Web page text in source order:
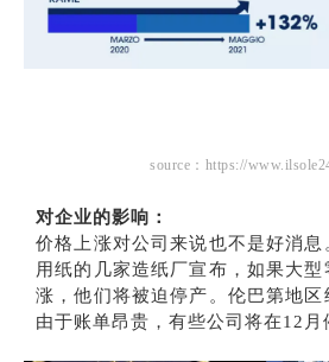
source：https://
对企业的影响：
价格上涨对公司来说也不是好消
用纸的几家造纸厂宣布，如果大
涨，他们将被迫停产。伦巴第地区
由于账单昂贵，有些公司将在12月